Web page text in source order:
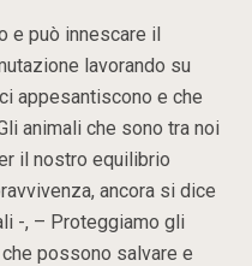
e può innescare il
lavorando su
appesantiscono e che
animali che sono tra noi
il nostro equilibrio
ancora si dice
-, – Proteggiamo gli
possono salvare e